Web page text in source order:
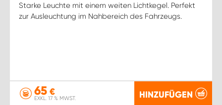
Starke Leuchte mit einem weiten Lichtkegel. Perfekt
zur Ausleuchtung im Nahbereich des Fahrzeugs.
65 €
EXKL. 17 % MWST. HINZUFÜGEN